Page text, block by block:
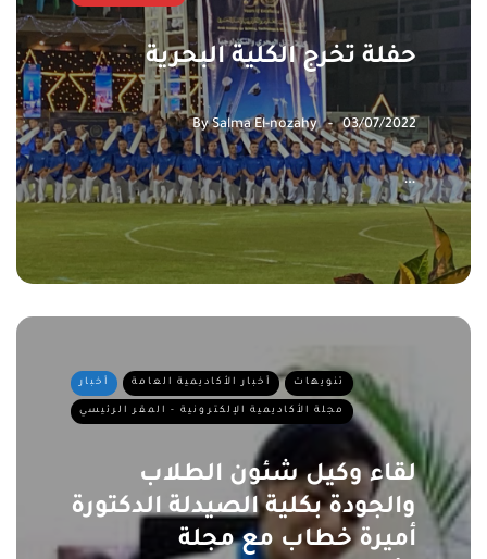
حفلة تخرج الكلية البحرية
BySalma El-nozahy 03/07/2022
…
أخبار أخبار الأكاديمية العامة تنويهات
مجلة الأكاديمية الإلكترونية - المقر الرئيسي
لقاء وكيل شئون الطلاب
والجودة بكلية الصيدلة الدكتورة
أميرة خطاب مع مجلة